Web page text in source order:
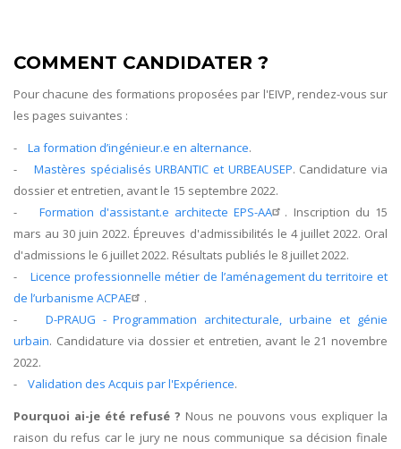
COMMENT CANDIDATER ?
Pour chacune des formations proposées par l'EIVP, rendez-vous sur
les pages suivantes :
- La formation d’ingénieur.e en alternance.
- Mastères spécialisés URBANTIC et URBEAUSEP. Candidature via
dossier et entretien, avant le 15 septembre 2022.
- Formation d'assistant.e architecte EPS-AA
. Inscription du 15
mars au 30 juin 2022. Épreuves d'admissibilités le 4 juillet 2022. Oral
d'admissions le 6 juillet 2022. Résultats publiés le 8 juillet 2022.
-Licence professionnelle métier de l’aménagement du territoire et
de l’urbanisme ACPAE
.
- D-PRAUG - Programmation architecturale, urbaine et génie
urbain. Candidature via dossier et entretien, avant le 21 novembre
2022.
- Validation des Acquis par l'Expérience.
Pourquoi ai-je été refusé ? Nous ne pouvons vous expliquer la
raison du refus car le jury ne nous communique sa décision finale